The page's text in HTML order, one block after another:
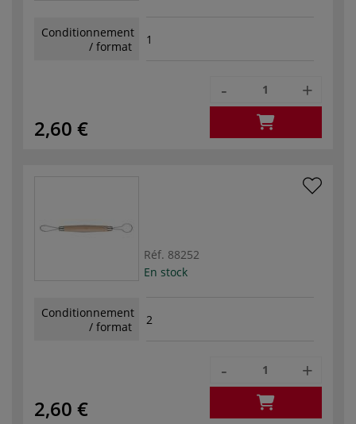
Conditionnement
/ format
1
2,60 €
- +
Réf. 88252
En stock
Conditionnement
/ format
2
2,60 €
- +